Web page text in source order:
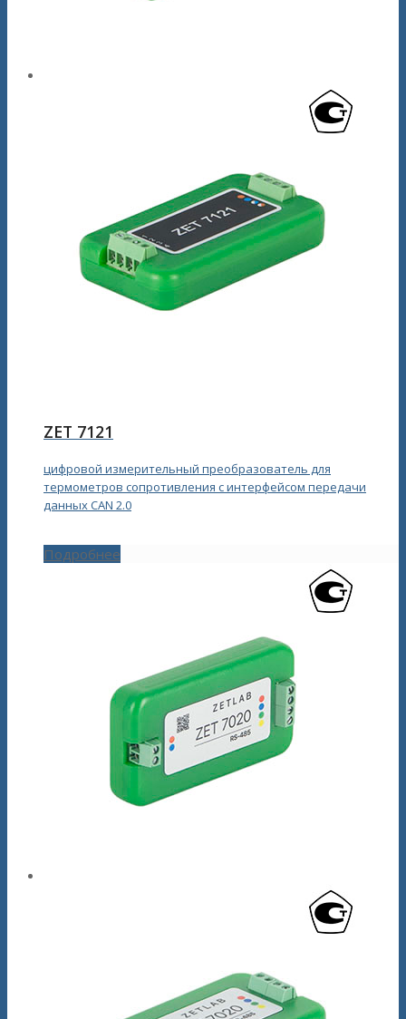
ZET 7121
цифровой измерительный преобразователь для
термометров сопротивления с интерфейсом передачи
данных CAN 2.0
Подробнее